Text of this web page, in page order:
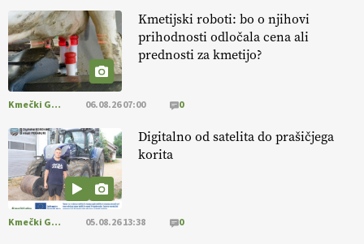
14.07.2026
[EKOloško = LOGIČNO ]
Danes ni pomembna le količina hrane,
ampak tudi način njene pridelave
@EUAgri #imcap #cap #blog https://t.co/2sllAmcKwG
[EKOloško = LOGIČNO
prilagojene sorte
so temelj uspešne ekološke pridelave.
https://t.co/OQSsax7l8V @EUAgri #IMCAP #CAP
https://t.co/PAL0zlhVia
Kmetijski roboti: bo o njihovi
prihodnosti odločala cena ali
prednosti za kmetijo?
Kmečki Glas 06.08.26 07:00 0
Digitalno od satelita do prašičjega
korita
Kmečki Glas 05.08.26 13:38 0